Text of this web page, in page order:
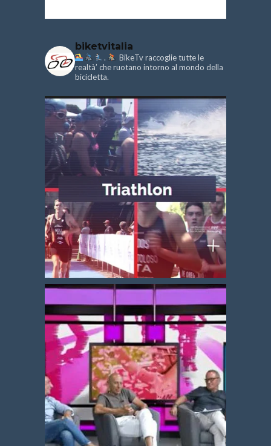
biketvitalia
.
BikeTv raccoglie tutte le
realtà’ che ruotano intorno al mondo della
bicicletta.